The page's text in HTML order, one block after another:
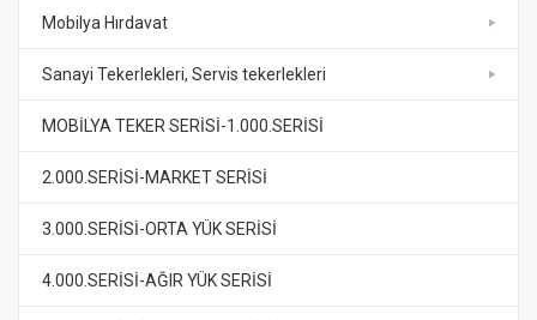
Mobilya Hırdavat
Sanayi Tekerlekleri, Servis tekerlekleri
MOBİLYA TEKER SERİSİ-1.000.SERİSİ
2.000.SERİSİ-MARKET SERİSİ
3.000.SERİSİ-ORTA YÜK SERİSİ
4.000.SERİSİ-AĞIR YÜK SERİSİ